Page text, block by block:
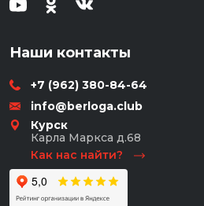
Наши контакты
+7 (962) 380-84-64
info@berloga.club
Курск
Карла Маркса д.68
Как нас найти?